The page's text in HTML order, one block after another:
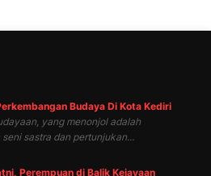
Budaya Di Kota Kediri
yang menonjol adalah
sastra dan pertunjukan...
Perempuan di Balik Kejayaan